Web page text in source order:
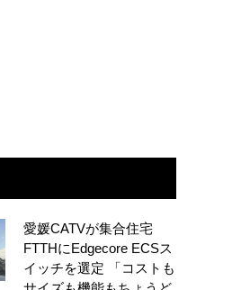
愛媛CATVが集合住宅
FTTHにEdgecore ECSス
イッチを選定 「コストも